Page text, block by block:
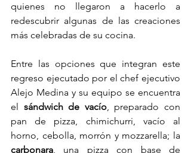
quienes no llegaron a hacerlo a
redescubrir algunas de las creaciones
más celebradas de su cocina.
Entre las opciones que integran este
regreso ejecutado por el chef ejecutivo
Alejo Medina y su equipo se encuentra
el sándwich de vacío, preparado con
pan de pizza, chimichurri, vacío al
carbonara, una pizza con base de